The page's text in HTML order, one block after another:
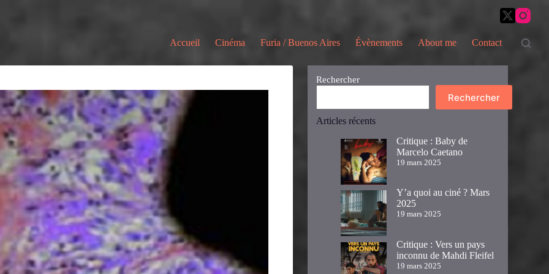
Accueil Cinéma Furia / Buenos Aires Évènements About me Contact
Rechercher
Rechercher
Articles récents
Critique : Baby de
Marcelo Caetano
19 mars 2025
Y’a quoi au ciné ? Mars
2025
19 mars 2025
Critique : Vers un pays
inconnu de Mahdi Fleifel
19 mars 2025